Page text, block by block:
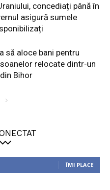
concediați până în
asigură sumele
să aloce bani pentru
relocate dintr-un
Bihor
ÎMI PLACE